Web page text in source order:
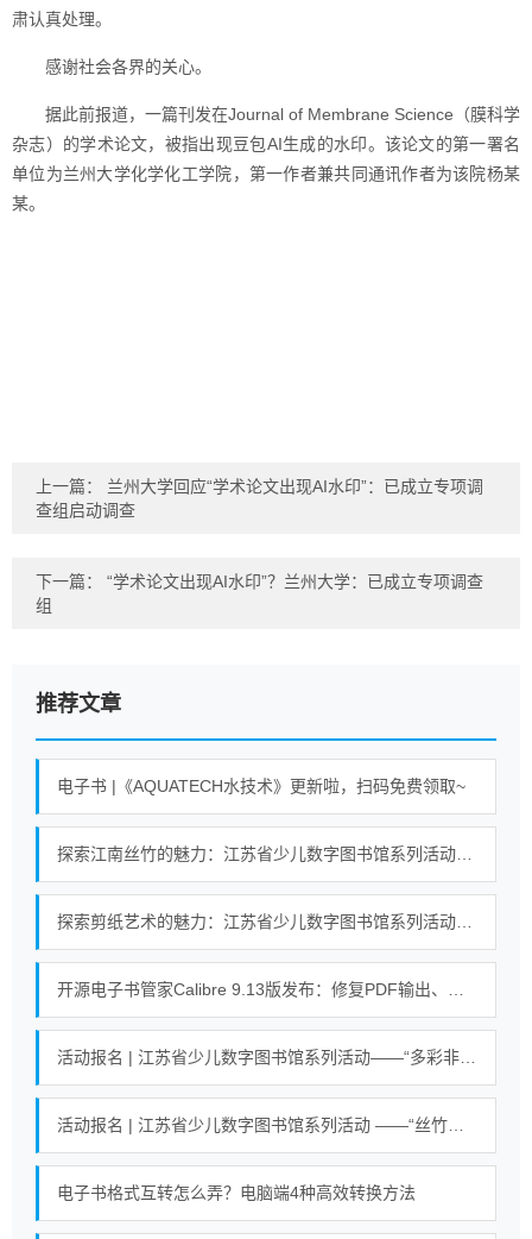
肃认真处理。
感谢社会各界的关心。
据此前报道，一篇刊发在Journal of Membrane Science（膜科学
杂志）的学术论文，被指出现豆包AI生成的水印。该论文的第一署名
单位为兰州大学化学化工学院，第一作者兼共同通讯作者为该院杨某
某。
上一篇： 兰州大学回应“学术论文出现AI水印”：已成立专项调
查组启动调查
下一篇： “学术论文出现AI水印”？兰州大学：已成立专项调查
组
推荐文章
电子书 |《AQUATECH水技术》更新啦，扫码免费领取~
电子书格式互转怎么弄？电脑端4种高效转换方法